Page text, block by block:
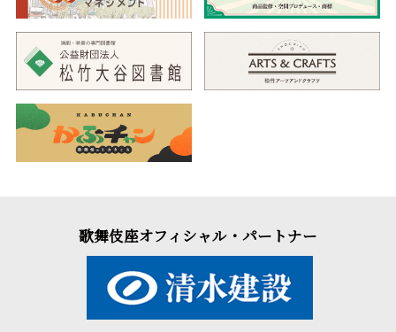
歌舞伎座オフィシャル・パートナー